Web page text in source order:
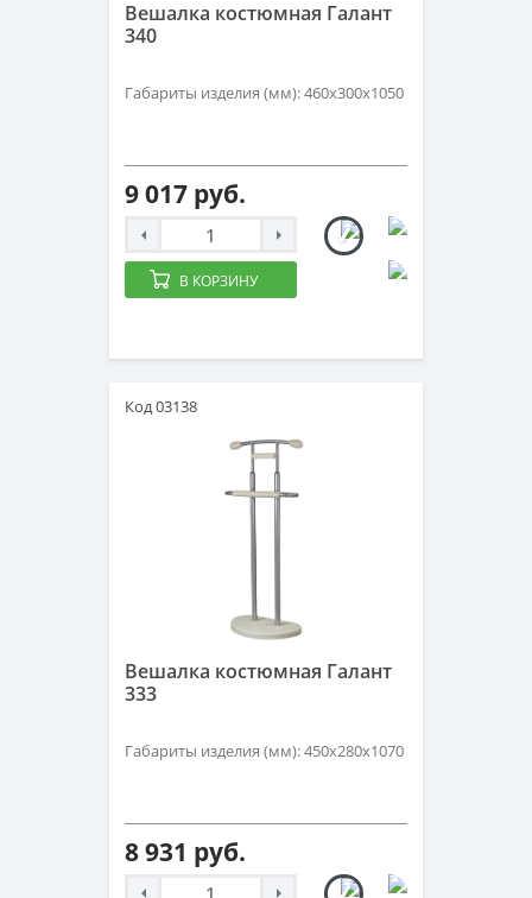
Вешалка костюмная Галант
340
Габариты изделия (мм): 460x300x1050
9 017 руб.
В КОРЗИНУ
Код 03138
Вешалка костюмная Галант
333
Габариты изделия (мм): 450х280х1070
8 931 руб.